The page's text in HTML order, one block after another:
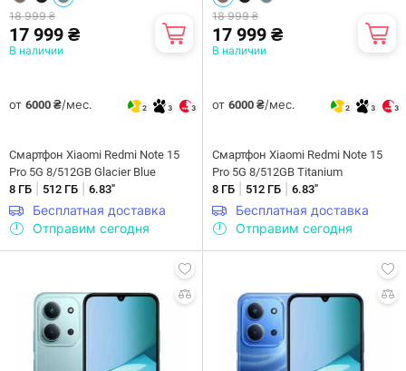
18 999 ₴
17 999 ₴
В наличии
от 6000 ₴/мес. 2 3 3
Смартфон Xiaomi Redmi Note 15
Pro 5G 8/512GB Glacier Blue
8 ГБ
512 ГБ 6.83"
Бесплатная доставка
Отправим сегодня
18 999 ₴
17 999 ₴
В наличии
от 6000 ₴/мес. 2 3 3
Смартфон Xiaomi Redmi Note 15
Pro 5G 8/512GB Titanium
8 ГБ
512 ГБ 6.83"
Бесплатная доставка
Отправим сегодня